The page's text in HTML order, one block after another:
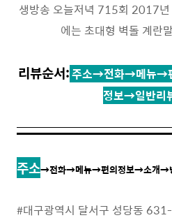
생방송 오늘저녁 715회 2017
에는 초대형 벽돌 계란
리뷰순서:주소→전화→메뉴→
정보→일반리
주소→전화→메뉴→편의정보→소개→
#대구광역시 달서구 성당동